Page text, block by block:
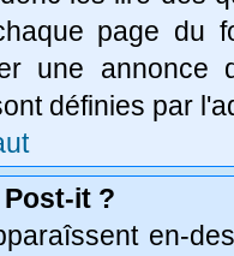
page du
une annonce
définies par
it ?
en-